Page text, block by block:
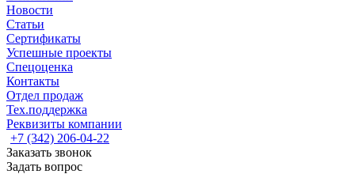
Новости
Статьи
Сертификаты
Успешные проекты
Спецоценка
Контакты
Отдел продаж
Тех.поддержка
Реквизиты компании
+7 (342) 206-04-22
Заказать звонок
Задать вопрос